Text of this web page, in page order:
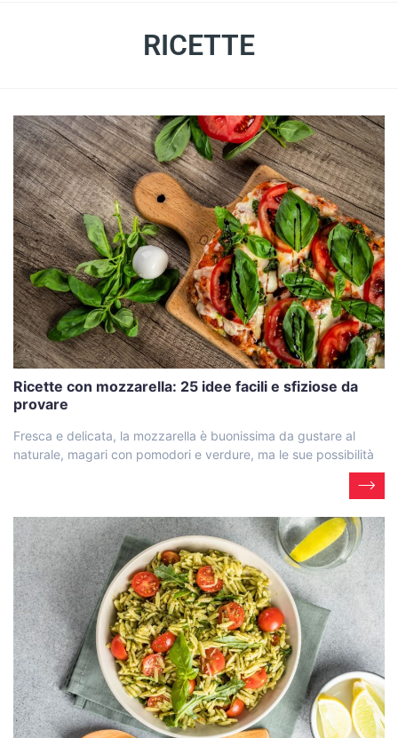
RICETTE
Ricette con mozzarella: 25 idee facili e sfiziose da
provare
Fresca e delicata, la mozzarella è buonissima da gustare al
naturale, magari con pomodori e verdure, ma le sue possibilità